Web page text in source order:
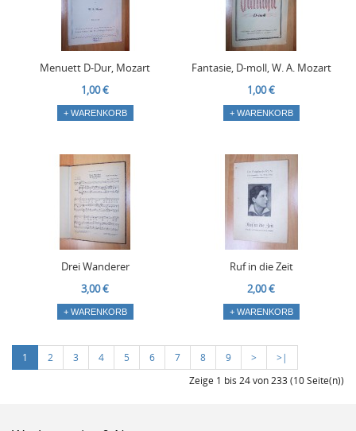
Menuett D-Dur, Mozart
1,00 €
+ WARENKORB
Fantasie, D-moll, W. A. Mozart
1,00 €
+ WARENKORB
Drei Wanderer
3,00 €
+ WARENKORB
Ruf in die Zeit
2,00 €
+ WARENKORB
1 2 3 4 5 6 7 8 9 >
>|
Zeige 1 bis 24 von 233 (10 Seite(n))